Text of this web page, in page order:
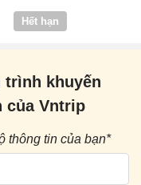
Hết hạn
khuyến
của Vntrip
thông tin của bạn*